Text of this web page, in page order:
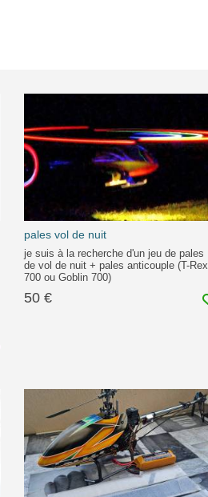
pales vol de nuit
je suis à la recherche d'un jeu de pales
de vol de nuit + pales anticouple (T-Rex
700 ou Goblin 700)
50 €